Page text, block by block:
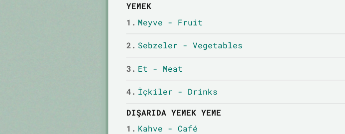
YEMEK
1. Meyve - Fruit
2. Sebzeler - Vegetables
3. Et - Meat
4. İçkiler - Drinks
DIŞARIDA YEMEK YEME
1. Kahve - Café